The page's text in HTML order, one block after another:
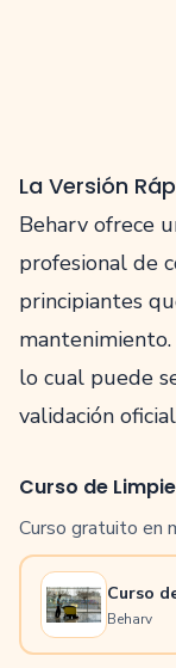
La Versión
Beharv ofrece
profesional de
principiantes
lo cual puede
validación
Curso de
Curso gratuito en
Curso
Beharv